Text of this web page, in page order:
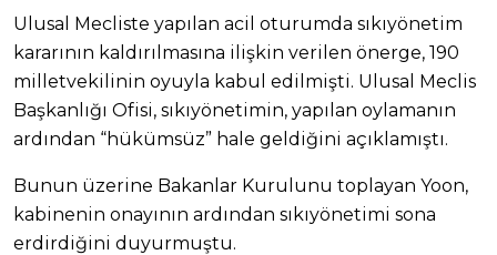
Ulusal Mecliste yapılan acil oturumda sıkıyönetim
kararının kaldırılmasına ilişkin verilen önerge, 190
milletvekilinin oyuyla kabul edilmişti. Ulusal Meclis
Başkanlığı Ofisi, sıkıyönetimin, yapılan oylamanın
ardından “hükümsüz” hale geldiğini açıklamıştı.
Bunun üzerine Bakanlar Kurulunu toplayan Yoon,
kabinenin onayının ardından sıkıyönetimi sona
erdirdiğini duyurmuştu.